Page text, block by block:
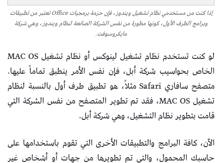
إذا كنت من مستخدمي نظام تشغيل ويندوز، فإن حزمة برمجيات Office تعتبر من تطبيقات
وبرامج الطرف الأول، كونها مطورة من نفس الشركة الصانعة لنظام ويندوز، وهي شركة
مايكروسوفت.
لو كنت تستخدم نظام تشغيل لينوكس أو نظام تشغيل MAC OS
الخاص بحواسيب شركة أبل، فإن نفس الأمر ينطبق تماماً عليها.
متصفح سافاري Safari مثلاً، هو تطبيق طرف أول بالنسبة لنظام
تشغيل MAC OS، فقد تم تطوير المتصفح من نفس الشركة التي
قامت بتطوير نظام التشغيل، وهي شركة أبل.
الآن، كافة البرامج والتطبيقات الأخرى التي تقوم باستخدامها على
حاسبك المحمول، والتي تم تطويرها من جهاتٍ أو أشخاص غير